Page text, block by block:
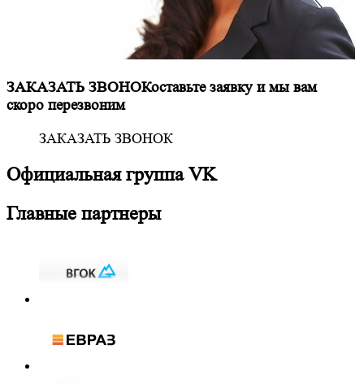
ЗАКАЗАТЬ ЗВОНОКоставьте заявку и мы вам
скоро перезвоним
ЗАКАЗАТЬ ЗВОНОК
Официальнаягруппа VK
Главные партнеры